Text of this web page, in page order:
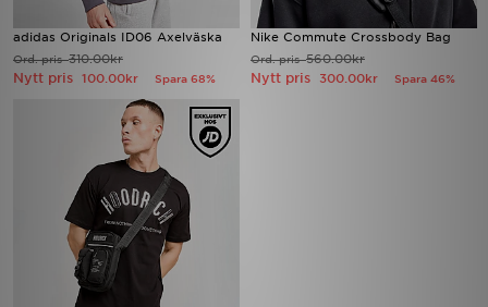
adidas Originals ID06 Axelväska
Ord. pris310.00kr
Nytt pris 100.00kr Spara 68%
Nike Commute Crossbody Bag
Ord. pris560.00kr
Nytt pris 300.00kr Spara 46%